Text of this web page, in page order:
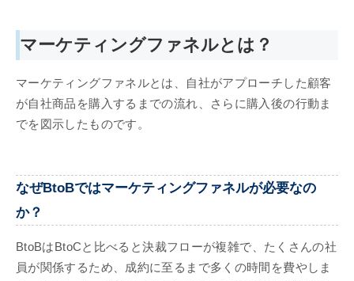
マーケティングファネルとは？
マーケティングファネルとは、自社がアプローチした顧客
が自社商品を購入するまでの流れ、さらに購入後の行動ま
でを図示したものです。
なぜBtoBではマーケティングファネルが必要なの
か？
BtoBはBtoCと比べると決裁フローが複雑で、たくさんの社
員が関係するため、成約に至るまで多くの時間を費やしま